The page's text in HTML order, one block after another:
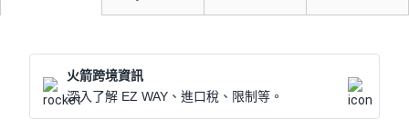
火箭跨境資訊
深入了解 EZ WAY、進口稅、限制等。